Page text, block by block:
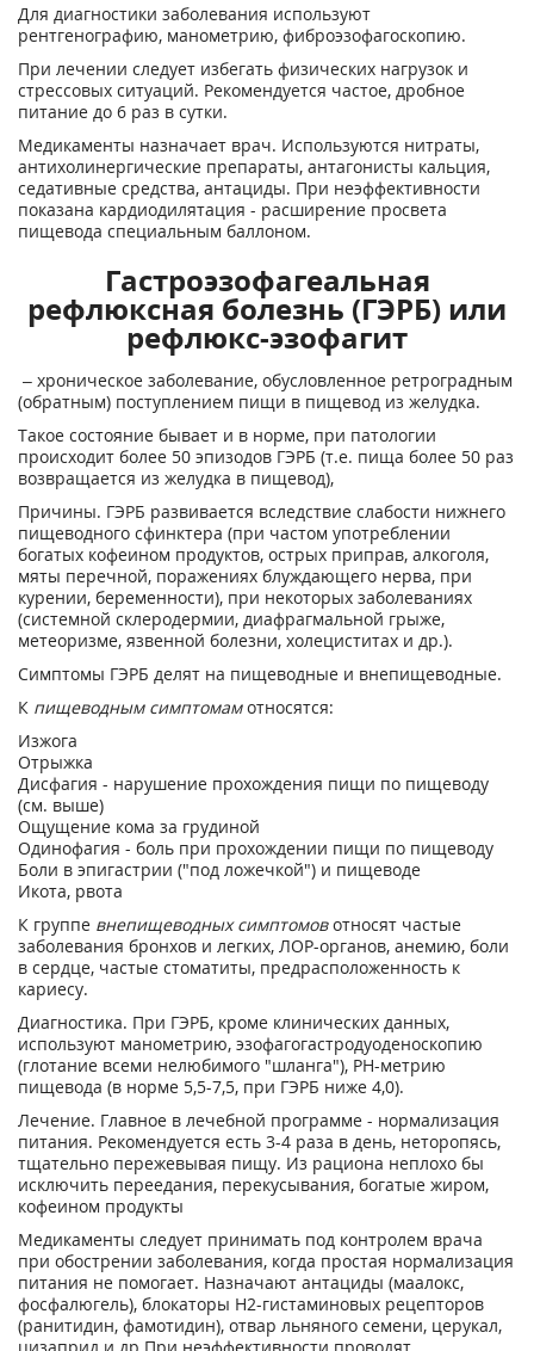
Для диагностики заболевания используют
рентгенографию, манометрию, фиброэзофагоскопию.
При лечении следует избегать физических нагрузок и
стрессовых ситуаций. Рекомендуется частое, дробное
питание до 6 раз в сутки.
Медикаменты назначает врач. Используются нитраты,
антихолинергические препараты, антагонисты кальция,
седативные средства, антациды. При неэффективности
показана кардиодилятация - расширение просвета
пищевода специальным баллоном.
Гастроэзофагеальная
рефлюксная болезнь (ГЭРБ) или
рефлюкс-эзофагит
– хроническое заболевание, обусловленное ретроградным
(обратным) поступлением пищи в пищевод из желудка.
Такое состояние бывает и в норме, при патологии
происходит более 50 эпизодов ГЭРБ (т.е. пища более 50 раз
возвращается из желудка в пищевод),
Причины. ГЭРБ развивается вследствие слабости нижнего
пищеводного сфинктера (при частом употреблении
богатых кофеином продуктов, острых приправ, алкоголя,
мяты перечной, поражениях блуждающего нерва, при
курении, беременности), при некоторых заболеваниях
(системной склеродермии, диафрагмальной грыже,
метеоризме, язвенной болезни, холециститах и др.).
Симптомы ГЭРБ делят на пищеводные и внепищеводные.
К пищеводным симптомамотносятся:
Изжога
Отрыжка
Дисфагия - нарушение прохождения пищи по пищеводу
(см. выше)
Ощущение кома за грудиной
Одинофагия - боль при прохождении пищи по пищеводу
Боли в эпигастрии ("под ложечкой") и пищеводе
Икота, рвота
К группе внепищеводных симптомовотносят частые
заболевания бронхов и легких, ЛОР-органов, анемию, боли
в сердце, частые стоматиты, предрасположенность к
кариесу.
Диагностика. При ГЭРБ, кроме клинических данных,
используют манометрию, эзофагогастродуоденоскопию
(глотание всеми нелюбимого "шланга"), РН-метрию
пищевода (в норме 5,5-7,5, при ГЭРБ ниже 4,0).
Лечение. Главное в лечебной программе - нормализация
питания. Рекомендуется есть 3-4 раза в день, неторопясь,
тщательно пережевывая пищу. Из рациона неплохо бы
исключить переедания, перекусывания, богатые жиром,
кофеином продукты
Медикаменты следует принимать под контролем врача
при обострении заболевания, когда простая нормализация
питания не помогает. Назначают антациды (маалокс,
фосфалюгель), блокаторы Н2-гистаминовых рецепторов
(ранитидин, фамотидин), отвар льняного семени, церукал,
цизаприд и др.При неэффективности проводят